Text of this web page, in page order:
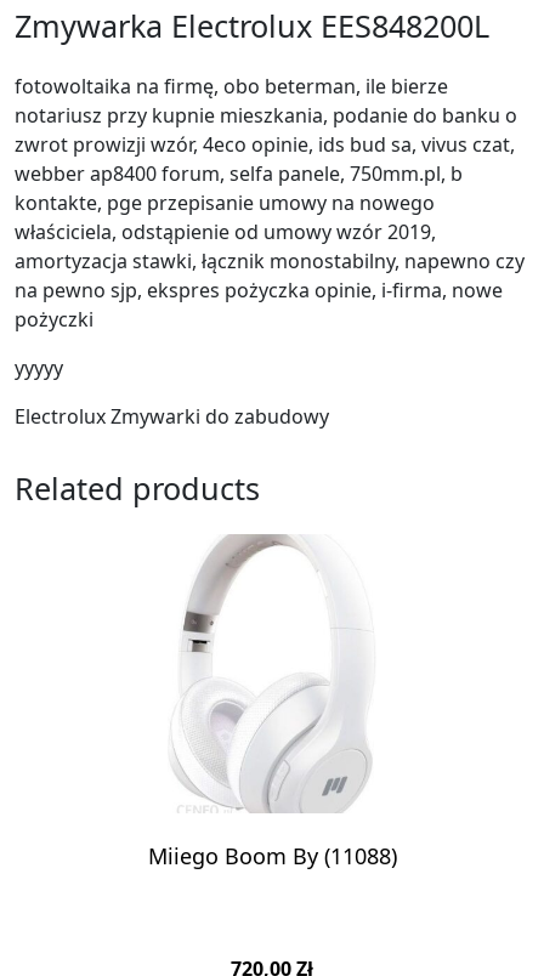
Zmywarka Electrolux EES848200L
fotowoltaika na firmę, obo beterman, ile bierze
notariusz przy kupnie mieszkania, podanie do banku o
zwrot prowizji wzór, 4eco opinie, ids bud sa, vivus czat,
webber ap8400 forum, selfa panele, 750mm.pl, b
kontakte, pge przepisanie umowy na nowego
właściciela, odstąpienie od umowy wzór 2019,
amortyzacja stawki, łącznik monostabilny, napewno czy
na pewno sjp, ekspres pożyczka opinie, i-firma, nowe
pożyczki
yyyyy
Electrolux Zmywarki do zabudowy
Related products
Miiego Boom By (11088)
720,00Zł